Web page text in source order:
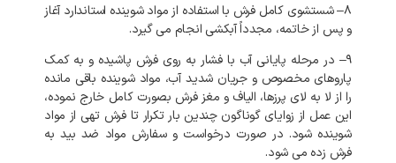
۸–شستشوی کامل فرش با استفاده از مواد شوینده استاندارد آغاز
و پس از خاتمه، مجدداًآبکشی انجام می گیرد.
۹– در مرحله پایانی آب با فشار به روی فرش پاشیده و به کمک
پاروهای مخصوص و جریان شدید آب، مواد شوینده باقی مانده
را از لا به لای پرزها، الیاف و مغز فرش بصورت کامل خارج نموده،
این عمل از زوایای گوناگون چندین بار تکرار تا فرش تهی از مواد
شوینده شود. در صورت درخواست و سفارش مواد ضد بید به
فرش زده می شود.